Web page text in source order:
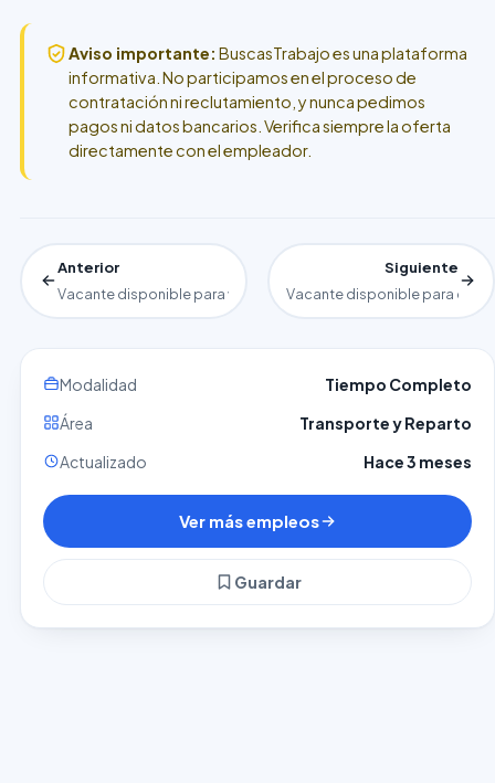
Aviso importante: BuscasTrabajo es una plataforma
informativa. No participamos en el proceso de
contratación ni reclutamiento, y nunca pedimos
pagos ni datos bancarios. Verifica siempre la oferta
directamente con el empleador.
Anterior
Vacante disponible para vigilantes
Siguiente
Vacante disponible para
Modalidad
Tiempo Completo
Área
Transporte y Reparto
Actualizado
Hace 3 meses
Ver más empleos
Guardar